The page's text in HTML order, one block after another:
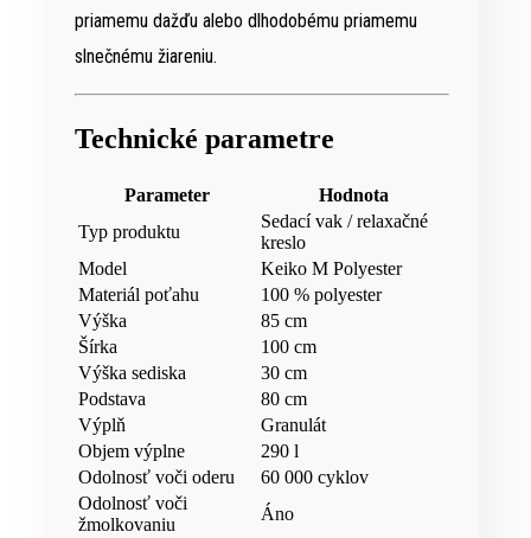
priamemu dažďu alebo dlhodobému priamemu
slnečnému žiareniu.
Technické parametre
Parameter
Hodnota
Typ produktu
Sedací vak / relaxačné
kreslo
Model
Keiko M Polyester
Materiál poťahu
100 % polyester
Výška
85 cm
Šírka
100 cm
Výška sediska
30 cm
Podstava
80 cm
Výplň
Granulát
Objem výplne
290 l
Odolnosť voči oderu
60 000 cyklov
Odolnosť voči
žmolkovaniu
Áno